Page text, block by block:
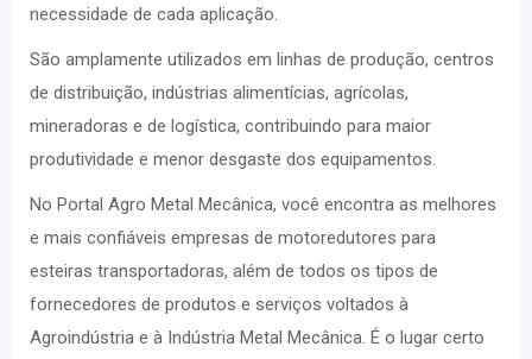
necessidade de cada aplicação.
São amplamente utilizados em linhas de produção, centros
de distribuição, indústrias alimentícias, agrícolas,
mineradoras e de logística, contribuindo para maior
produtividade e menor desgaste dos equipamentos.
No Portal Agro Metal Mecânica, você encontra as melhores
e mais confiáveis empresas de motoredutores para
esteiras transportadoras, além de todos os tipos de
fornecedores de produtos e serviços voltados à
Agroindústria e à Indústria Metal Mecânica. É o lugar certo